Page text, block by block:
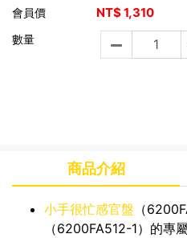
會員價
NT$1,310
數量
商品介紹
小手很忙感官盤 （
（6200FA512-1）的專